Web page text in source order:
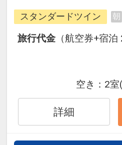
ージだから、一都
周遊旅行にも最
旅行期間中の1泊
泊・飛び泊など
フライトは、安
JALグループ）
ル50%貯まりま
オプションでレ
通・体験プラン
約）が可能なプ
スタンダードツイン 朝
旅行代金 （航空券+宿
空き： 2室
詳細